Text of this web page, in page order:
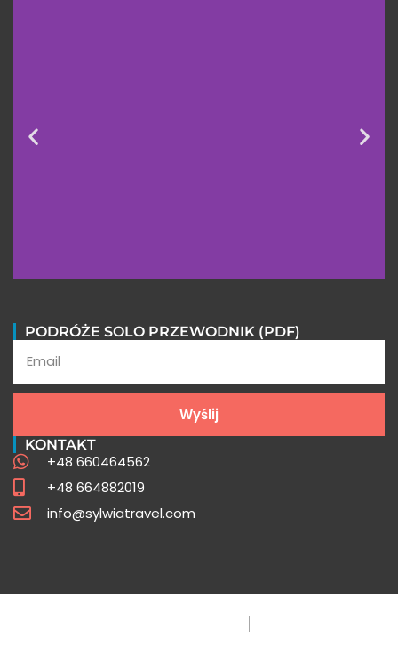
Sprawdź
PODRÓŻE SOLO PRZEWODNIK (PDF)
Wyślij
KONTAKT
+48 660464562
+48 664882019
info@sylwiatravel.com